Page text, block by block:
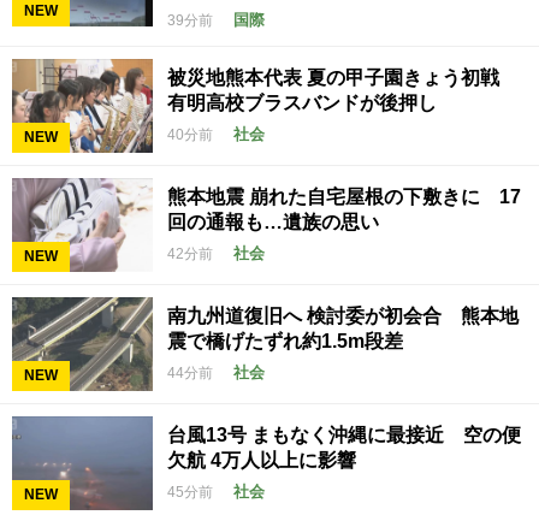
NEW
39分前 国際
NEW
被災地熊本代表 夏の甲子園きょう初戦
有明高校ブラスバンドが後押し
40分前 社会
NEW
熊本地震 崩れた自宅屋根の下敷きに 17
回の通報も…遺族の思い
42分前 社会
NEW
南九州道復旧へ 検討委が初会合 熊本地
震で橋げたずれ約1.5m段差
44分前 社会
NEW
台風13号 まもなく沖縄に最接近 空の便
欠航 4万人以上に影響
45分前 社会